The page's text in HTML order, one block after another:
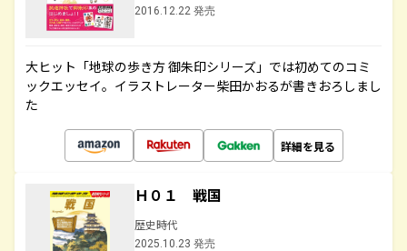
2016.12.22 発売
大ヒット「地球の歩き方 御朱印シリーズ」では初めてのコミ
ックエッセイ。イラストレーター柴田かおるが書きおろしまし
た
詳細を見る
Ｈ０１ 戦国
歴史時代
2025.10.23 発売